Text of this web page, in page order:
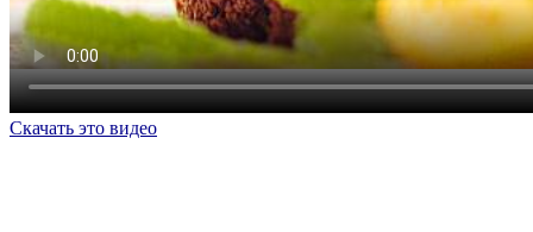
Скачать это видео